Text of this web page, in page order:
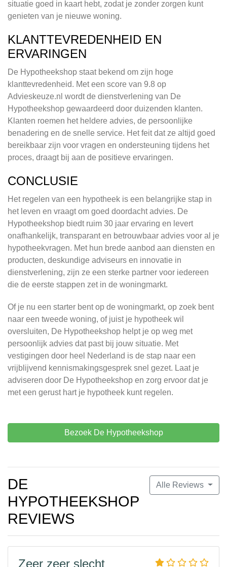
situatie goed in kaart hebt, zodat je zonder zorgen kunt
genieten van je nieuwe woning.
KLANTTEVREDENHEID EN
ERVARINGEN
De Hypotheekshop staat bekend om zijn hoge
klanttevredenheid. Met een score van 9.8 op
Advieskeuze.nl wordt de dienstverlening van De
Hypotheekshop gewaardeerd door duizenden klanten.
Klanten roemen het heldere advies, de persoonlijke
benadering en de snelle service. Het feit dat ze altijd goed
bereikbaar zijn voor vragen en ondersteuning tijdens het
proces, draagt bij aan de positieve ervaringen.
CONCLUSIE
Het regelen van een hypotheek is een belangrijke stap in
het leven en vraagt om goed doordacht advies. De
Hypotheekshop biedt ruim 30 jaar ervaring en levert
onafhankelijk, transparant en betrouwbaar advies voor al je
hypotheekvragen. Met hun brede aanbod aan diensten en
producten, deskundige adviseurs en innovatie in
dienstverlening, zijn ze een sterke partner voor iedereen
die de eerste stappen zet in de woningmarkt.
Of je nu een starter bent op de woningmarkt, op zoek bent
naar een tweede woning, of juist je hypotheek wil
oversluiten, De Hypotheekshop helpt je op weg met
persoonlijk advies dat past bij jouw situatie. Met
vestigingen door heel Nederland is de stap naar een
vrijblijvend kennismakingsgesprek snel gezet. Laat je
adviseren door De Hypotheekshop en zorg ervoor dat je
met een gerust hart je hypotheek kunt regelen.
Bezoek De Hypotheekshop
Alle Reviews
DE
HYPOTHEEKSHOP
REVIEWS
Zeer zeer slecht